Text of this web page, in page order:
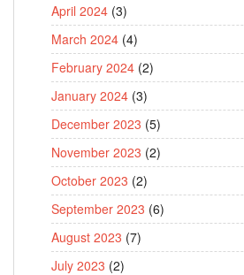
April 2024 (3)
March 2024 (4)
February 2024 (2)
January 2024 (3)
December 2023 (5)
November 2023 (2)
October 2023 (2)
September 2023 (6)
August 2023 (7)
July 2023 (2)